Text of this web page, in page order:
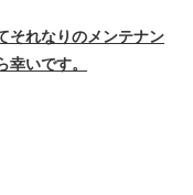
それなりのメンテナン
いです。